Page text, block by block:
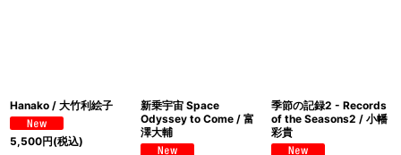
Hanako / 大竹利絵子
5,500円(税込)
新乗宇宙 Space
Odyssey to Come / 富
澤大輔
季節の記録2 - Records
of the Seasons2 / 小幡
彩貴